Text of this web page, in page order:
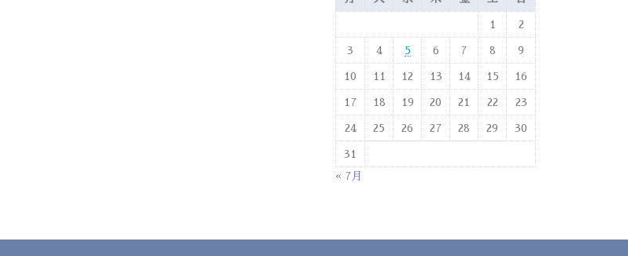
1 2
3 4 5 6 7 8 9
10 11 12 13 14 15 16
17 18 19 20 21 22 23
24 25 26 27 28 29 30
31
« 7月